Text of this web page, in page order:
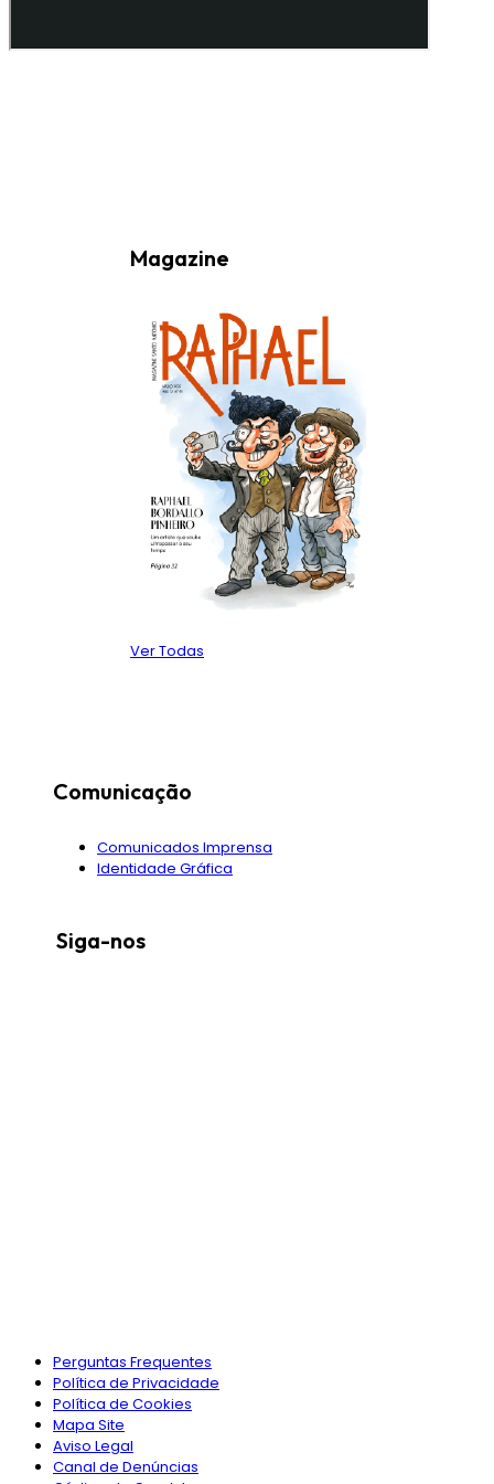
Magazine
Ver Todas
Comunicação
Comunicados Imprensa
Identidade Gráfica
Siga-nos
Perguntas Frequentes
Política de Privacidade
Política de Cookies
Mapa Site
Aviso Legal
Canal de Denúncias